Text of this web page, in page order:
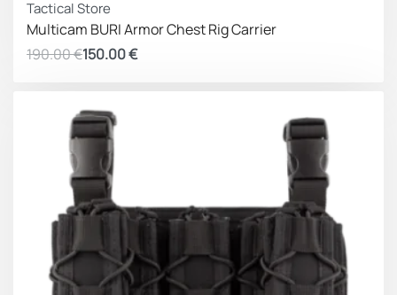
Tactical Store
Multicam BURI Armor Chest Rig Carrier
190.00€150.00€